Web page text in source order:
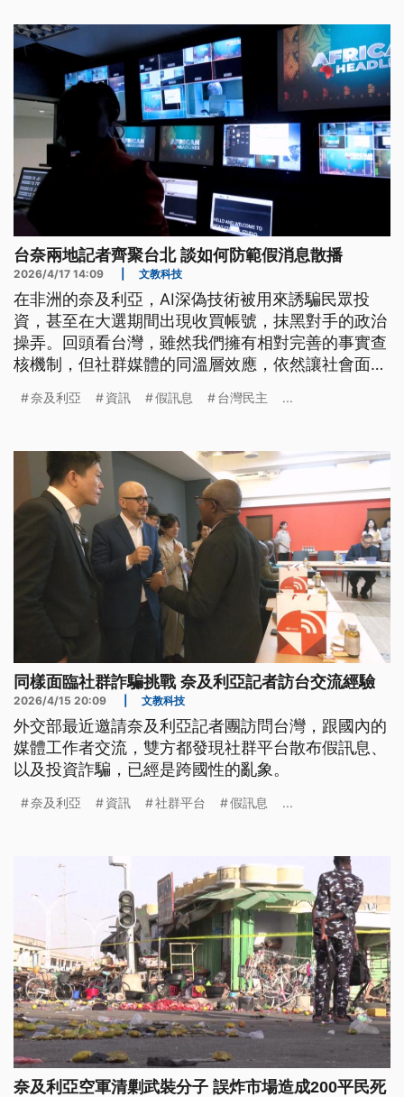
台奈兩地記者齊聚台北 談如何防範假消息散播
2026/4/17 14:09 文教科技
在非洲的奈及利亞，AI深偽技術被用來誘騙民眾投
資，甚至在大選期間出現收買帳號，抹黑對手的政治
操弄。回頭看台灣，雖然我們擁有相對完善的事實查
核機制，但社群媒體的同溫層效應，依然讓社會面臨
的新聞工作者也針對如何防範錯誤訊息的散播進行交
奈及利亞 資訊 假訊息 台灣民主 ...
同樣面臨社群詐騙挑戰 奈及利亞記者訪台交流經驗
2026/4/15 20:09 文教科技
外交部最近邀請奈及利亞記者團訪問台灣，跟國內的
媒體工作者交流，雙方都發現社群平台散布假訊息、
以及投資詐騙，已經是跨國性的亂象。
奈及利亞 資訊 社群平台 假訊息 ...
奈及利亞空軍清剿武裝分子 誤炸市場造成200平民死